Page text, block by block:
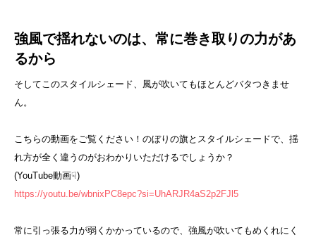
強風で揺れないのは、常に巻き取りの力があ
るから
そしてこのスタイルシェード、風が吹いてもほとんどバタつきませ
ん。
こちらの動画をご覧ください！のぼりの旗とスタイルシェードで、揺
れ方が全く違うのがおわかりいただけるでしょうか？
(YouTube動画☟)
https://youtu.be/wbnixPC8epc?si=UhARJR4aS2p2FJl5
常に引っ張る力が弱くかかっているので、強風が吹いてもめくれにく